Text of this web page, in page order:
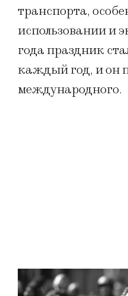
транспорта,
использовании и
года праздник
каждый год, и он
международного.